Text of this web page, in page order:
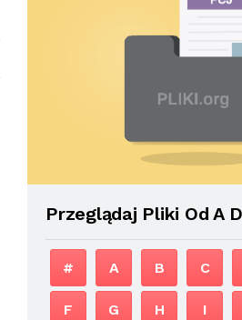
Przeglądaj Pliki Od A
# A B C
F G H I